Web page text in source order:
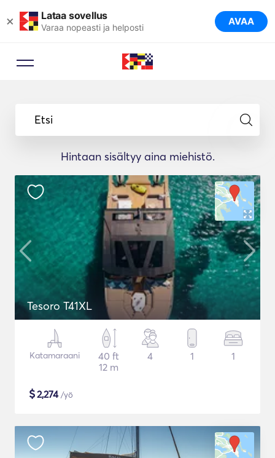
× Lataa sovellus
Varaa nopeasti ja helposti AVAA
Etsi
Hintaan sisältyy aina miehistö.
Tesoro T41XL
Katamaraani
40 ft
12 m
4 1 1
$2,274/yö